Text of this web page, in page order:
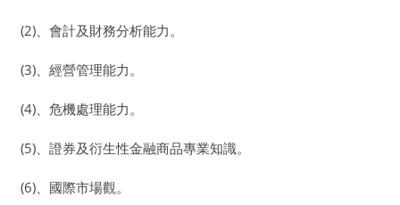
(2)、會計及財務分析能力。
(3)、經營管理能力。
(4)、危機處理能力。
(5)、證券及衍生性金融商品專業知識。
(6)、國際市場觀。